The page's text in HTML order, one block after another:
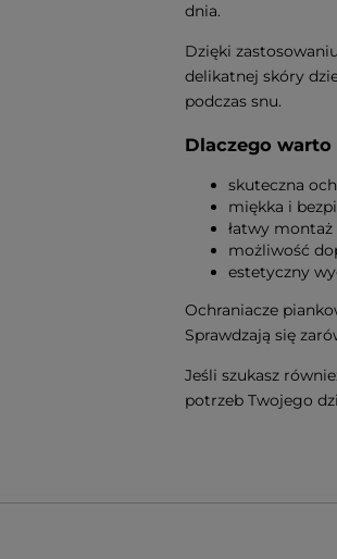
dnia.
Dzięki
delikatnej skóry
podczas snu.
Dlaczego
skuteczna
miękka i
łatwy
możliwość
estetyczny
Ochraniacze
Sprawdzają się
Jeśli szukasz
potrzeb Twojego